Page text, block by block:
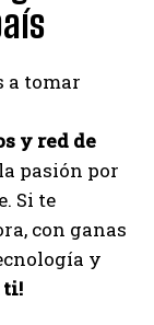
a tomar
y red de
pasión por
Si te
con ganas
y
ti!